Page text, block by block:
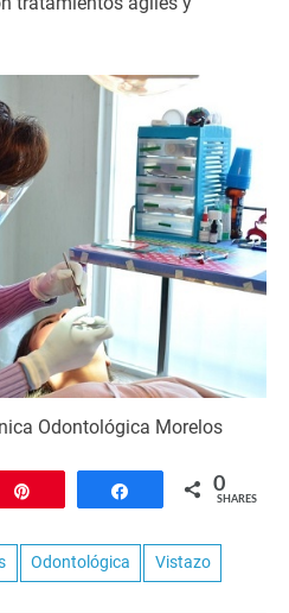
Odontológica Morelos
Share 0
SHARES
Odontológica Vistazo